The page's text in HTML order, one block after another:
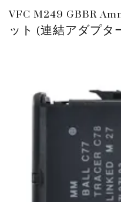
お知らせ
2025.8.28
ちょっと面白い電動416修理...
お知らせ
2025.8.29
2025.8.28
ちょっと面白い電動416修理...
VFC M249 GBBR
ット (連結アダプ